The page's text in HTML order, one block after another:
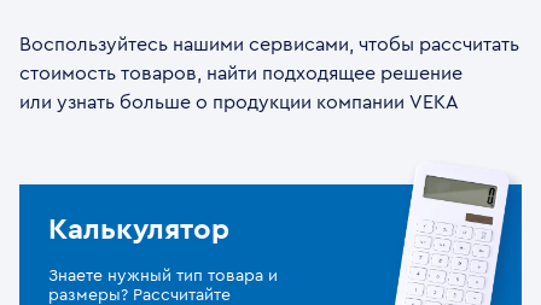
Воспользуйтесь нашими сервисами, чтобы рассчитать
стоимость товаров, найти подходящее решение
или узнать больше о продукции компании VEKA
Калькулятор
Знаете нужный тип товара и
размеры? Рассчитайте